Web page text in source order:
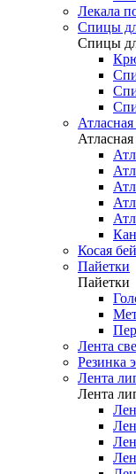
Лекала
Спицы
Спицы
Атласная
Атласная
Косая
Пайетки
Пайетки
Лента
Резинка
Лента
Лента